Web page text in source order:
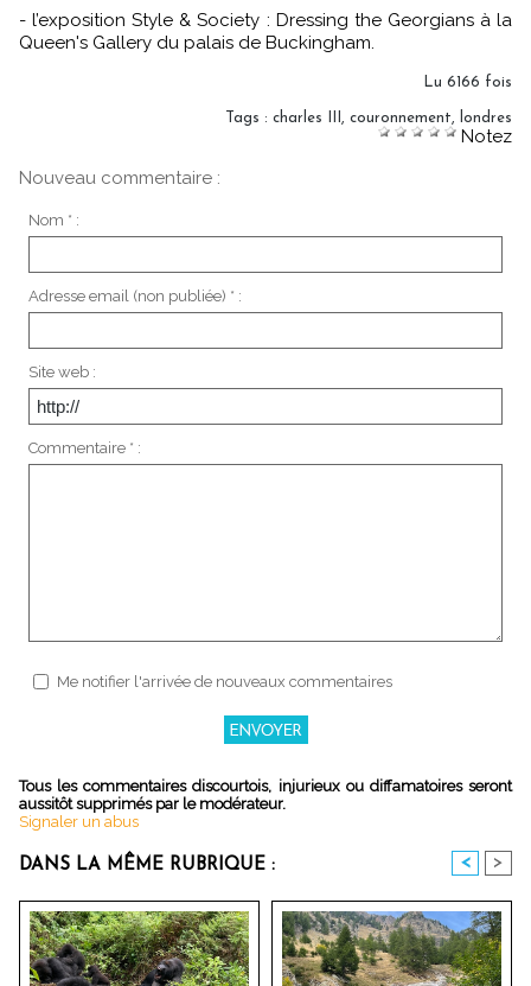
- l’exposition Style & Society : Dressing the Georgians à la
Queen's Gallery du palais de Buckingham.
Lu 6166 fois
Tags : charles III , couronnement, londres
Notez
Nouveau commentaire :
Nom * :
Adresse email (non publiée) * :
Site web :
Commentaire * :
Me notifier l'arrivée de nouveaux commentaires
Tous les commentaires discourtois, injurieux ou diffamatoires seront
aussitôt supprimés par le modérateur.
Signaler un abus
DANS LA MÊME RUBRIQUE : < >